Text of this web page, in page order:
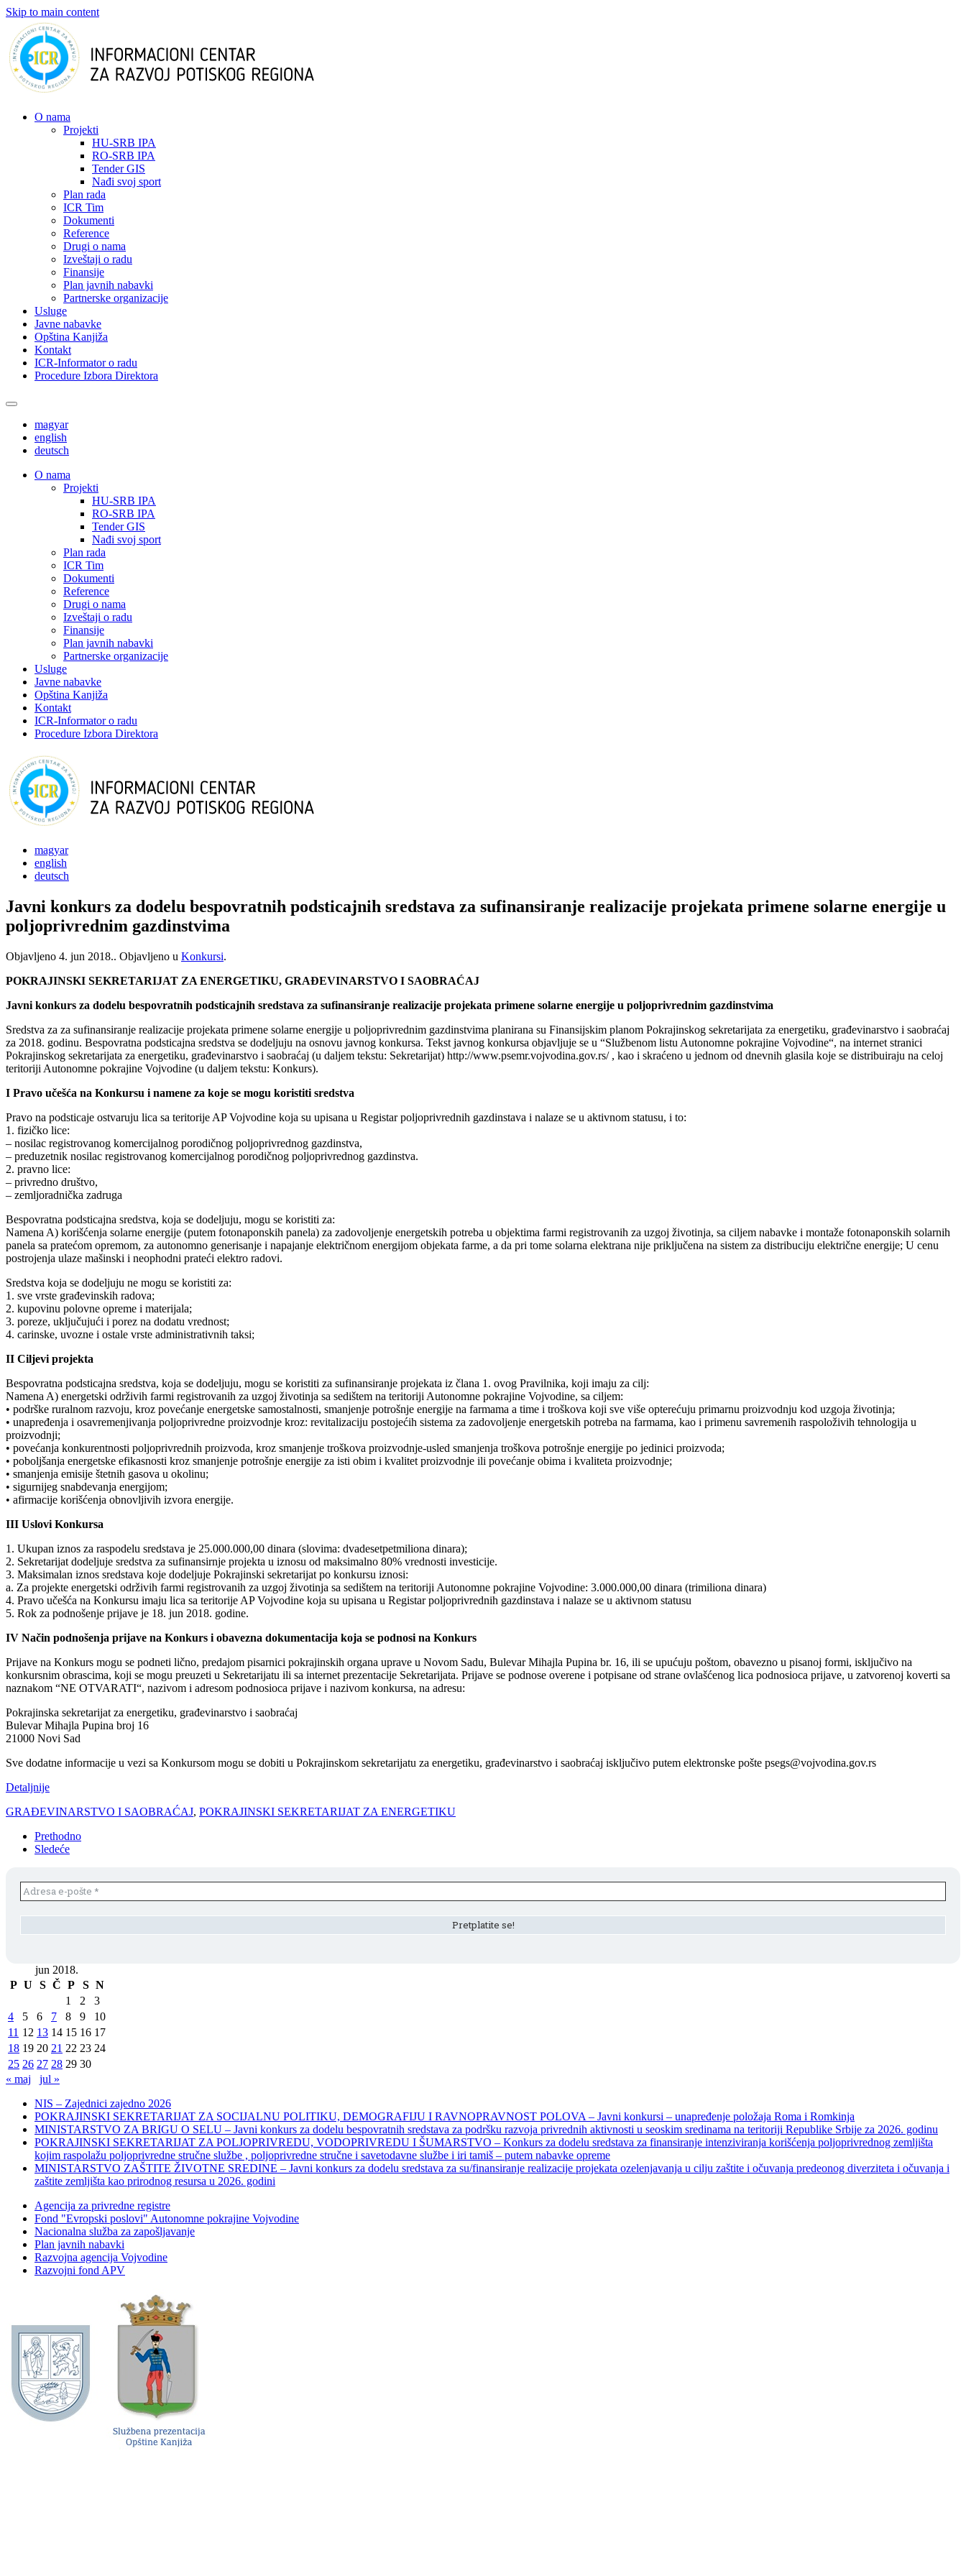
Skip to main content
О nama
Projekti
HU-SRB IPA
RO-SRB IPA
Tender GIS
Nađi svoj sport
Plan rada
ICR Tim
Dokumenti
Reference
Drugi o nama
Izveštaji o radu
Finansije
Plan javnih nabavki
Partnerske organizacije
Usluge
Javne nabavke
Opština Kanjiža
Kontakt
ICR-Informator o radu
Procedure Izbora Direktora
magyar
english
deutsch
О nama
Projekti
HU-SRB IPA
RO-SRB IPA
Tender GIS
Nađi svoj sport
Plan rada
ICR Tim
Dokumenti
Reference
Drugi o nama
Izveštaji o radu
Finansije
Plan javnih nabavki
Partnerske organizacije
Usluge
Javne nabavke
Opština Kanjiža
Kontakt
ICR-Informator o radu
Procedure Izbora Direktora
magyar
english
deutsch
Javni konkurs za dodelu bespovratnih podsticajnih sredstava za sufinansiranje realizacije projekata primene solarne energije u
poljoprivrednim gazdinstvima
Objavljeno 4. jun 2018.. Objavljeno u Konkursi.
POKRAJINSKI SEKRETARIJAT ZA ENERGETIKU, GRAĐEVINARSTVO I SAOBRAĆAJ
Javni konkurs za dodelu bespovratnih podsticajnih sredstava za sufinansiranje realizacije projekata primene solarne energije u poljoprivrednim gazdinstvima
Sredstva za za sufinansiranje realizacije projekata primene solarne energije u poljoprivrednim gazdinstvima planirana su Finansijskim planom Pokrajinskog sekretarijata za energetiku, građevinarstvo i saobraćaj
za 2018. godinu. Bespovratna podsticajna sredstva se dodeljuju na osnovu javnog konkursa. Tekst javnog konkursa objavljuje se u “Službenom listu Autonomne pokrajine Vojvodine“, na internet stranici
Pokrajinskog sekretarijata za energetiku, građevinarstvo i saobraćaj (u daljem tekstu: Sekretarijat) http://www.psemr.vojvodina.gov.rs/ , kao i skraćeno u jednom od dnevnih glasila koje se distribuiraju na celoj
teritoriji Autonomne pokrajine Vojvodine (u daljem tekstu: Konkurs).
I Pravo učešća na Konkursu i namene za koje se mogu koristiti sredstva
Pravo na podsticaje ostvaruju lica sa teritorije AP Vojvodine koja su upisana u Registar poljoprivrednih gazdinstava i nalaze se u aktivnom statusu, i to:
1. fizičko lice:
– nosilac registrovanog komercijalnog porodičnog poljoprivrednog gazdinstva,
– preduzetnik nosilac registrovanog komercijalnog porodičnog poljoprivrednog gazdinstva.
2. pravno lice:
– privredno društvo,
– zemljoradnička zadruga
Bespovratna podsticajna sredstva, koja se dodeljuju, mogu se koristiti za:
Namena A) korišćenja solarne energije (putem fotonaponskih panela) za zadovoljenje energetskih potreba u objektima farmi registrovanih za uzgoj životinja, sa ciljem nabavke i montaže fotonaponskih solarnih
panela sa pratećom opremom, za autonomno generisanje i napajanje električnom energijom objekata farme, a da pri tome solarna elektrana nije priključena na sistem za distribuciju električne energije; U cenu
postrojenja ulaze mašinski i neophodni prateći elektro radovi.
Sredstva koja se dodeljuju ne mogu se koristiti za:
1. sve vrste građevinskih radova;
2. kupovinu polovne opreme i materijala;
3. poreze, uključujući i porez na dodatu vrednost;
4. carinske, uvozne i ostale vrste administrativnih taksi;
II Ciljevi projekta
Bespovratna podsticajna sredstva, koja se dodeljuju, mogu se koristiti za sufinansiranje projekata iz člana 1. ovog Pravilnika, koji imaju za cilj:
Namena A) energetski održivih farmi registrovanih za uzgoj životinja sa sedištem na teritoriji Autonomne pokrajine Vojvodine, sa ciljem:
• podrške ruralnom razvoju, kroz povećanje energetske samostalnosti, smanjenje potrošnje energije na farmama a time i troškova koji sve više opterećuju primarnu proizvodnju kod uzgoja životinja;
• unapređenja i osavremenjivanja poljoprivredne proizvodnje kroz: revitalizaciju postojećih sistema za zadovoljenje energetskih potreba na farmama, kao i primenu savremenih raspoloživih tehnologija u
proizvodnji;
• povećanja konkurentnosti poljoprivrednih proizvoda, kroz smanjenje troškova proizvodnje-usled smanjenja troškova potrošnje energije po jedinici proizvoda;
• poboljšanja energetske efikasnosti kroz smanjenje potrošnje energije za isti obim i kvalitet proizvodnje ili povećanje obima i kvaliteta proizvodnje;
• smanjenja emisije štetnih gasova u okolinu;
• sigurnijeg snabdevanja energijom;
• afirmacije korišćenja obnovljivih izvora energije.
III Uslovi Konkursa
1. Ukupan iznos za raspodelu sredstava je 25.000.000,00 dinara (slovima: dvadesetpetmiliona dinara);
2. Sekretarijat dodeljuje sredstva za sufinansirnje projekta u iznosu od maksimalno 80% vrednosti investicije.
3. Maksimalan iznos sredstava koje dodeljuje Pokrajinski sekretarijat po konkursu iznosi:
a. Za projekte energetski održivih farmi registrovanih za uzgoj životinja sa sedištem na teritoriji Autonomne pokrajine Vojvodine: 3.000.000,00 dinara (trimiliona dinara)
4. Pravo učešća na Konkursu imaju lica sa teritorije AP Vojvodine koja su upisana u Registar poljoprivrednih gazdinstava i nalaze se u aktivnom statusu
5. Rok za podnošenje prijave je 18. jun 2018. godine.
IV Način podnošenja prijave na Konkurs i obavezna dokumentacija koja se podnosi na Konkurs
Prijave na Konkurs mogu se podneti lično, predajom pisarnici pokrajinskih organa uprave u Novom Sadu, Bulevar Mihajla Pupina br. 16, ili se upućuju poštom, obavezno u pisanoj formi, isključivo na
konkursnim obrascima, koji se mogu preuzeti u Sekretarijatu ili sa internet prezentacije Sekretarijata. Prijave se podnose overene i potpisane od strane ovlašćenog lica podnosioca prijave, u zatvorenoj koverti sa
naznakom “NE OTVARATI“, nazivom i adresom podnosioca prijave i nazivom konkursa, na adresu:
Pokrajinska sekretarijat za energetiku, građevinarstvo i saobraćaj
Bulevar Mihajla Pupina broj 16
21000 Novi Sad
Sve dodatne informacije u vezi sa Konkursom mogu se dobiti u Pokrajinskom sekretarijatu za energetiku, građevinarstvo i saobraćaj isključivo putem elektronske pošte psegs@vojvodina.gov.rs
Detaljnije
GRAĐEVINARSTVO I SAOBRAĆAJ, POKRAJINSKI SEKRETARIJAT ZA ENERGETIKU
Prethodno
Sledeće
jun 2018.
P U S Č P S N
1
2
3
4
5 6 7 8 9
10
11 12 13 14 15 16 17
18 19 20 21 22 23 24
25 26 27 28 29 30
« maj
jul »
NIS – Zajednici zajedno 2026
POKRAJINSKI SEKRETARIJAT ZA SOCIJALNU POLITIKU, DEMOGRAFIJU I RAVNOPRAVNOST POLOVA – Javni konkursi – unapređenje položaja Roma i Romkinja
MINISTARSTVO ZA BRIGU O SELU – Javni konkurs za dodelu bespovratnih sredstava za podršku razvoja privrednih aktivnosti u seoskim sredinama na teritoriji Republike Srbije za 2026. godinu
POKRAJINSKI SEKRETARIJAT ZA POLJOPRIVREDU, VODOPRIVREDU I ŠUMARSTVO – Konkurs za dodelu sredstava za finansiranje intenziviranja korišćenja poljoprivrednog zemljišta
kojim raspolažu poljoprivredne stručne službe , poljoprivredne stručne i savetodavne službe i iri tamiš ‒ putem nabavke opreme
MINISTARSTVO ZAŠTITE ŽIVOTNE SREDINE – Javni konkurs za dodelu sredstava za su/finansiranje realizacije projekata ozelenjavanja u cilju zaštite i očuvanja predeonog diverziteta i očuvanja i
zaštite zemljišta kao prirodnog resursa u 2026. godini
Agencija za privredne registre
Fond "Evropski poslovi" Autonomne pokrajine Vojvodine
Nacionalna služba za zapošljavanje
Plan javnih nabavki
Razvojna agencija Vojvodine
Razvojni fond APV